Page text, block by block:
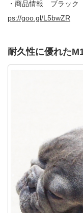
・商品情報 ブラック
ps://goo.gl/L5bwZR
耐久性に優れた